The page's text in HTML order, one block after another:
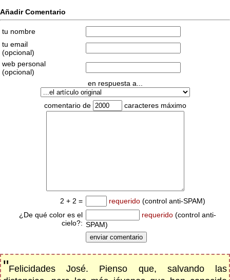
Añadir Comentario
tu nombre
tu email
(opcional)
web personal
(opcional)
en respuesta a...
comentario de caracteres máximo
2 + 2 = requerido (control anti-SPAM)
¿De qué color es el
cielo?:
requerido (control anti-
SPAM)
"Felicidades José. Pienso que, salvando las